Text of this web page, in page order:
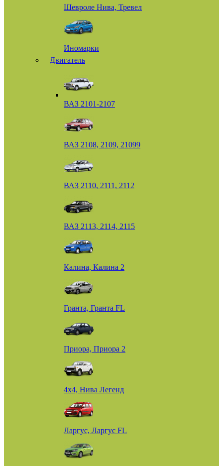
Шевроле Нива, Тревел
Иномарки
Двигатель
ВАЗ 2101-2107
ВАЗ 2108, 2109, 21099
ВАЗ 2110, 2111, 2112
ВАЗ 2113, 2114, 2115
Калина, Калина 2
Гранта, Гранта FL
Приора, Приора 2
4х4, Нива Легенд
Ларгус, Ларгус FL